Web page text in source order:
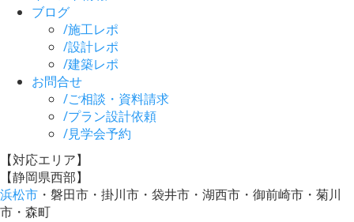
ブログ
/施工レポ
/設計レポ
/建築レポ
お問合せ
/ご相談・資料請求
/プラン設計依頼
/見学会予約
【対応エリア】
【静岡県西部】
浜松市 ・磐田市・掛川市・袋井市・湖西市・御前崎市・菊川
市・森町